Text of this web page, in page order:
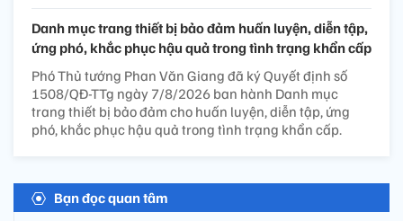
Danh mục trang thiết bị bảo đảm huấn luyện, diễn tập,
ứng phó, khắc phục hậu quả trong tình trạng khẩn cấp
Phó Thủ tướng Phan Văn Giang đã ký Quyết định số
1508/QĐ-TTg ngày 7/8/2026 ban hành Danh mục
trang thiết bị bảo đảm cho huấn luyện, diễn tập, ứng
phó, khắc phục hậu quả trong tình trạng khẩn cấp.
Bạn đọc quan tâm